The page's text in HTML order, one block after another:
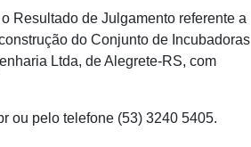
Resultado de Julgamento referente a
do Conjunto de Incubadoras
Ltda, de Alegrete-RS, com
ou pelo telefone (53) 3240 5405.